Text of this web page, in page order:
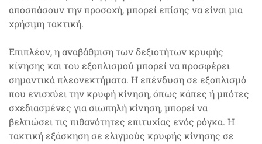
αποσπάσουν την προσοχή, μπορεί επίσης να είναι μια
χρήσιμη τακτική.
Επιπλέον, η αναβάθμιση των δεξιοτήτων κρυφής
κίνησης και του εξοπλισμού μπορεί να προσφέρει
σημαντικά πλεονεκτήματα. Η επένδυση σε εξοπλισμό
που ενισχύει την κρυφή κίνηση, όπως κάπες ή μπότες
σχεδιασμένες για σιωπηλή κίνηση, μπορεί να
βελτιώσει τις πιθανότητες επιτυχίας ενός ρόγκα. Η
τακτική εξάσκηση σε ελιγμούς κρυφής κίνησης σε